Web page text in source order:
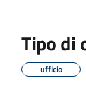
Tipo di
ufficio